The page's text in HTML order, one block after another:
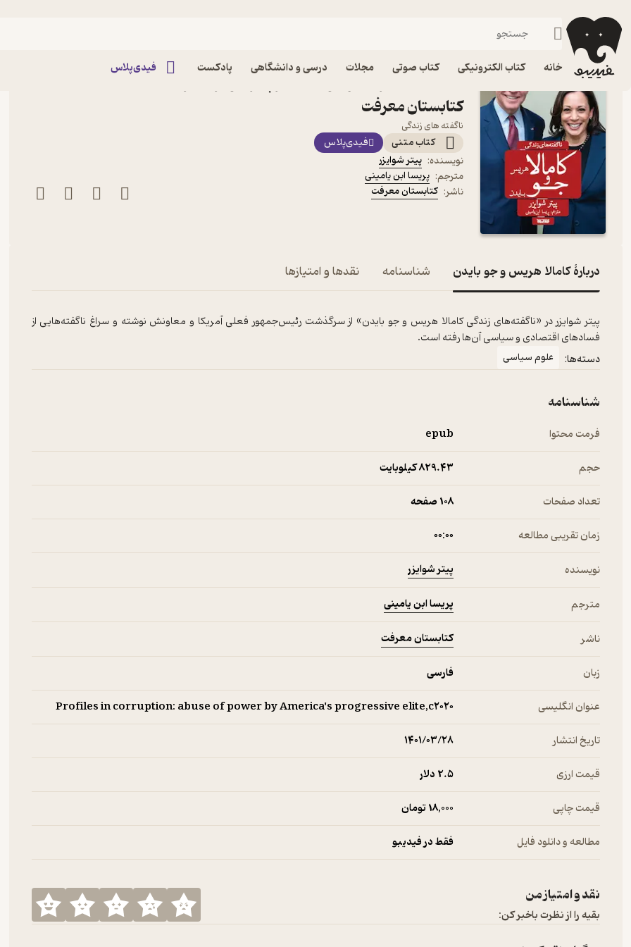
خانه کتاب الکترونیکی کتاب صوتی مجلات درسی و دانشگاهی پادکست فیدی‌پلاس
فیدیبو کتاب الکترونیکی
کتابستان معرفت
ناگفته های زندگی
کتاب متنی
فیدی‌پلاس
نویسنده: پیتر شوایزر
مترجم: پریسا ابن یامینی
ناشر: کتابستان معرفت
دربارۀ کامالا هریس و جو بایدن شناسنامه نقدها و امتیازها
پیتر شوایزر در «ناگفته‌های زندگی کامالا هریس و جو بایدن» از سرگذشت رئیس‌جمهور فعلی آمریکا و معاونش نوشته و سراغ ناگفته‌هایی از
فسادهای اقتصادی و سیاسی آن‌ها رفته است.
دسته‌ها: علوم سیاسی
شناسنامه
فرمت محتوا epub
حجم 829.۴۳ کیلوبایت
تعداد صفحات 108 صفحه
زمان تقریبی مطالعه ۰۰:۰۰
نویسنده پیتر شوایزر
مترجم پریسا ابن یامینی
ناشر کتابستان معرفت
زبان فارسی
عنوان انگلیسی Profiles in corruption: abuse of power by America's progressive elite,c۲۰۲۰
تاریخ انتشار ۱۴۰۱/۰۳/۲۸
قیمت ارزی 2.۵ دلار
قیمت چاپی 18,000 تومان
مطالعه و دانلود فایل فقط در فیدیبو
نقد و امتیاز من
بقیه را از نظرت باخبر کن: